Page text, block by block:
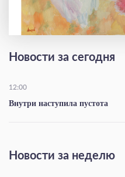
Новости за сегодня
12:00
Внутри наступила пустота
Новости за неделю